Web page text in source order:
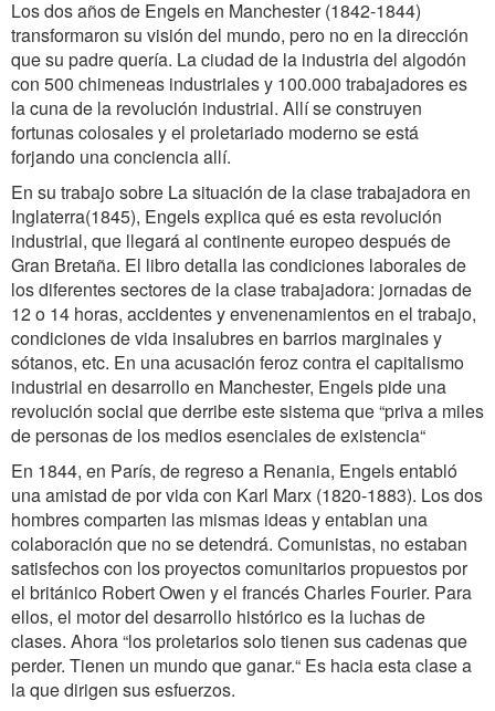
Los dos años de Engels en Manchester (1842-1844)
transformaron su visión del mundo, pero no en la dirección
que su padre quería. La ciudad de la industria del algodón
con 500 chimeneas industriales y 100.000 trabajadores es
la cuna de la revolución industrial. Allí se construyen
fortunas colosales y el proletariado moderno se está
forjando una conciencia allí.
En su trabajo sobre La situación de la clase trabajadora en
Inglaterra(1845), Engels explica qué es esta revolución
industrial, que llegará al continente europeo después de
Gran Bretaña. El libro detalla las condiciones laborales de
los diferentes sectores de la clase trabajadora: jornadas de
12 o 14 horas, accidentes y envenenamientos en el trabajo,
condiciones de vida insalubres en barrios marginales y
sótanos, etc. En una acusación feroz contra el capitalismo
industrial en desarrollo en Manchester, Engels pide una
revolución social que derribe este sistema que “priva a miles
de personas de los medios esenciales de existencia“
En 1844, en París, de regreso a Renania, Engels entabló
una amistad de por vida con Karl Marx (1820-1883). Los dos
hombres comparten las mismas ideas y entablan una
colaboración que no se detendrá. Comunistas, no estaban
satisfechos con los proyectos comunitarios propuestos por
el británico Robert Owen y el francés Charles Fourier. Para
ellos, el motor del desarrollo histórico es la luchas de
clases. Ahora “los proletarios solo tienen sus cadenas que
perder. Tienen un mundo que ganar.“ Es hacia esta clase a
la que dirigen sus esfuerzos.